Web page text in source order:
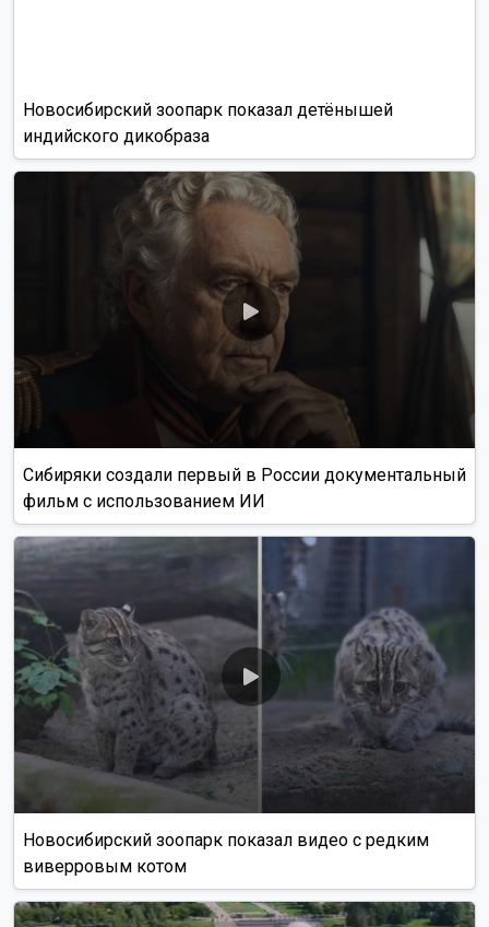
Новосибирский зоопарк показал детёнышей
индийского дикобраза
Сибиряки создали первый в России документальный
фильм с использованием ИИ
Новосибирский зоопарк показал видео с редким
виверровым котом